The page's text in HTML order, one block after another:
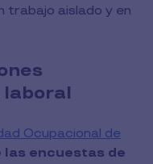
trabajo aislado y en
laboral
Ocupacional de
las encuestas de